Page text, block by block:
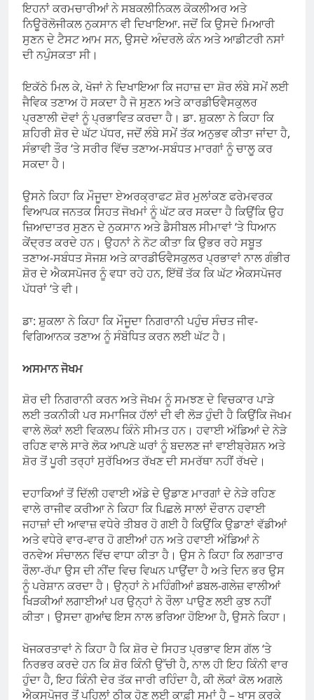
ਇਹਨਾਂ ਕਰਮਚਾਰੀਆਂ ਨੇ ਸਬਕਲੀਨਿਕਲ ਕੋਕਲੀਅਰ ਅਤੇ
ਨਿਊਰੋਲੋਜੀਕਲ ਨੁਕਸਾਨ ਵੀ ਦਿਖਾਇਆ. ਜਦੋਂ ਕਿ ਉਸਦੇ ਮਿਆਰੀ
ਸੁਣਨ ਦੇ ਟੈਸਟ ਆਮ ਸਨ, ਉਸਦੇ ਅੰਦਰਲੇ ਕੰਨ ਅਤੇ ਆਡੀਟਰੀ ਨਸਾਂ
ਦੀ ਨਪੁੰਸਕਤਾ ਸੀ।
ਇਕੱਠੇ ਮਿਲ ਕੇ, ਖੋਜਾਂ ਨੇ ਦਿਖਾਇਆ ਕਿ ਜਹਾਜ਼ ਦਾ ਸ਼ੋਰ ਲੰਬੇ ਸਮੇਂ ਲਈ
ਜੈਵਿਕ ਤਣਾਅ ਹੋ ਸਕਦਾ ਹੈ ਜੋ ਸੁਣਨ ਅਤੇ ਕਾਰਡੀਓਵੈਸਕੁਲਰ
ਪ੍ਰਣਾਲੀ ਦੋਵਾਂ ਨੂੰ ਪ੍ਰਭਾਵਿਤ ਕਰਦਾ ਹੈ। ਡਾ. ਸ਼ੁਕਲਾ ਨੇ ਕਿਹਾ ਕਿ
ਸ਼ਹਿਰੀ ਸ਼ੋਰ ਦੇ ਘੱਟ ਪੱਧਰ, ਜਦੋਂ ਲੰਬੇ ਸਮੇਂ ਤੱਕ ਅਨੁਭਵ ਕੀਤਾ ਜਾਂਦਾ ਹੈ,
ਸੰਭਾਵੀ ਤੌਰ ‘ਤੇ ਸਰੀਰ ਵਿੱਚ ਤਣਾਅ-ਸਬੰਧਤ ਮਾਰਗਾਂ ਨੂੰ ਚਾਲੂ ਕਰ
ਸਕਦਾ ਹੈ।
ਉਸਨੇ ਕਿਹਾ ਕਿ ਮੌਜੂਦਾ ਏਅਰਕ੍ਰਾਫਟ ਸ਼ੋਰ ਮੁਲਾਂਕਣ ਫਰੇਮਵਰਕ
ਵਿਆਪਕ ਜਨਤਕ ਸਿਹਤ ਜੋਖਮਾਂ ਨੂੰ ਘੱਟ ਕਰ ਸਕਦਾ ਹੈ ਕਿਉਂਕਿ ਉਹ
ਜ਼ਿਆਦਾਤਰ ਸੁਣਨ ਦੇ ਨੁਕਸਾਨ ਅਤੇ ਡੈਸੀਬਲ ਸੀਮਾਵਾਂ ‘ਤੇ ਧਿਆਨ
ਕੇਂਦ੍ਰਤ ਕਰਦੇ ਹਨ। ਉਹਨਾਂ ਨੇ ਨੋਟ ਕੀਤਾ ਕਿ ਉਭਰ ਰਹੇ ਸਬੂਤ
ਤਣਾਅ-ਸਬੰਧਤ ਸੋਜਸ਼ ਅਤੇ ਕਾਰਡੀਓਵੈਸਕੁਲਰ ਪ੍ਰਭਾਵਾਂ ਨਾਲ ਗੰਭੀਰ
ਸ਼ੋਰ ਦੇ ਐਕਸਪੋਜਰ ਨੂੰ ਵਧਾ ਰਹੇ ਹਨ, ਇੱਥੋਂ ਤੱਕ ਕਿ ਘੱਟ ਐਕਸਪੋਜਰ
ਪੱਧਰਾਂ ‘ਤੇ ਵੀ।
ਡਾ: ਸ਼ੁਕਲਾ ਨੇ ਕਿਹਾ ਕਿ ਮੌਜੂਦਾ ਨਿਗਰਾਨੀ ਪਹੁੰਚ ਸੰਚਤ ਜੀਵ-
ਵਿਗਿਆਨਕ ਤਣਾਅ ਨੂੰ ਸੰਬੋਧਿਤ ਕਰਨ ਲਈ ਘੱਟ ਹੈ।
ਅਸਮਾਨ ਜੋਖਮ
ਸ਼ੋਰ ਦੀ ਨਿਗਰਾਨੀ ਕਰਨ ਅਤੇ ਜੋਖਮ ਨੂੰ ਸਮਝਣ ਦੇ ਵਿਚਕਾਰ ਪਾੜੇ
ਲਈ ਤਕਨੀਕੀ ਪਰ ਸਮਾਜਿਕ ਹੱਲਾਂ ਦੀ ਵੀ ਲੋੜ ਹੁੰਦੀ ਹੈ ਕਿਉਂਕਿ ਜੋਖਮ
ਵਾਲੇ ਲੋਕਾਂ ਲਈ ਵਿਕਲਪ ਕਿੰਨੇ ਸੀਮਤ ਹਨ। ਹਵਾਈ ਅੱਡਿਆਂ ਦੇ ਨੇੜੇ
ਰਹਿਣ ਵਾਲੇ ਸਾਰੇ ਲੋਕ ਆਪਣੇ ਘਰਾਂ ਨੂੰ ਬਦਲਣ ਜਾਂ ਵਾਈਬ੍ਰੇਸ਼ਨ ਅਤੇ
ਸ਼ੋਰ ਤੋਂ ਪੂਰੀ ਤਰ੍ਹਾਂ ਸੁਰੱਖਿਅਤ ਰੱਖਣ ਦੀ ਸਮਰੱਥਾ ਨਹੀਂ ਰੱਖਦੇ।
ਦਹਾਕਿਆਂ ਤੋਂ ਦਿੱਲੀ ਹਵਾਈ ਅੱਡੇ ਦੇ ਉਡਾਣ ਮਾਰਗਾਂ ਦੇ ਨੇੜੇ ਰਹਿਣ
ਵਾਲੇ ਰਾਜੀਵ ਕਰੀਆ ਨੇ ਕਿਹਾ ਕਿ ਪਿਛਲੇ ਸਾਲਾਂ ਦੌਰਾਨ ਹਵਾਈ
ਜਹਾਜ਼ਾਂ ਦੀ ਆਵਾਜ਼ ਵਧੇਰੇ ਤੀਬਰ ਹੋ ਗਈ ਹੈ ਕਿਉਂਕਿ ਉਡਾਣਾਂ ਵੱਡੀਆਂ
ਅਤੇ ਵਧੇਰੇ ਵਾਰ-ਵਾਰ ਹੋ ਗਈਆਂ ਹਨ ਅਤੇ ਹਵਾਈ ਅੱਡਿਆਂ ਨੇ
ਰਨਵੇਅ ਸੰਚਾਲਨ ਵਿੱਚ ਵਾਧਾ ਕੀਤਾ ਹੈ। ਉਸ ਨੇ ਕਿਹਾ ਕਿ ਲਗਾਤਾਰ
ਰੌਲਾ-ਰੱਪਾ ਉਸ ਦੀ ਨੀਂਦ ਵਿਚ ਵਿਘਨ ਪਾਉਂਦਾ ਹੈ ਅਤੇ ਦਿਨ ਭਰ ਉਸ
ਨੂੰ ਪਰੇਸ਼ਾਨ ਕਰਦਾ ਹੈ। ਉਨ੍ਹਾਂ ਨੇ ਮਹਿੰਗੀਆਂ ਡਬਲ-ਗਲੇਜ਼ ਵਾਲੀਆਂ
ਖਿੜਕੀਆਂ ਲਗਾਈਆਂ ਪਰ ਉਨ੍ਹਾਂ ਨੇ ਰੌਲਾ ਪਾਉਣ ਲਈ ਕੁਝ ਨਹੀਂ
ਕੀਤਾ। ਉਸਦਾ ਗੁਆਂਢ ਇਸ ਨਾਲ ਭਰਿਆ ਹੋਇਆ ਹੈ, ਉਸਨੇ ਕਿਹਾ।
ਖੋਜਕਰਤਾਵਾਂ ਨੇ ਕਿਹਾ ਹੈ ਕਿ ਸ਼ੋਰ ਦੇ ਸਿਹਤ ਪ੍ਰਭਾਵ ਇਸ ਗੱਲ ‘ਤੇ
ਨਿਰਭਰ ਕਰਦੇ ਹਨ ਕਿ ਸ਼ੋਰ ਕਿੰਨੀ ਉੱਚੀ ਹੈ, ਨਾਲ ਹੀ ਇਹ ਕਿੰਨੀ ਵਾਰ
ਹੁੰਦਾ ਹੈ, ਇਹ ਕਿੰਨੀ ਦੇਰ ਤੱਕ ਜਾਰੀ ਰਹਿੰਦਾ ਹੈ, ਕੀ ਲੋਕਾਂ ਕੋਲ ਅਗਲੇ
ਐਕਸਪੋਜਰ ਤੋਂ ਪਹਿਲਾਂ ਠੀਕ ਹੋਣ ਲਈ ਕਾਫ਼ੀ ਸਮਾਂ ਹੈ – ਖਾਸ ਕਰਕੇ